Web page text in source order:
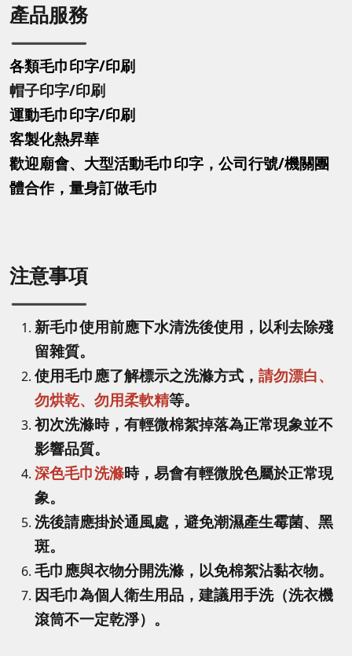
產品服務
各類毛巾印字/印刷
帽子印字/印刷
運動毛巾印字/印刷
客製化熱昇華
歡迎廟會、大型活動毛巾印字，公司行號/機關團
體合作，量身訂做毛巾
注意事項
新毛巾使用前應下水清洗後使用，以利去除殘
留雜質。
使用毛巾應了解標示之洗滌方式， 請勿漂白、
勿烘乾、勿用柔軟精等。
初次洗滌時，有輕微棉絮掉落為正常現象並不
影響品質。
深色毛巾洗滌時，易會有輕微脫色屬於正常現
象。
洗後請應掛於通風處，避免潮濕產生霉菌、黑
斑。
毛巾應與衣物分開洗滌，以免棉絮沾黏衣物。
因毛巾為個人衛生用品，建議用手洗（洗衣機
滾筒不一定乾淨）。